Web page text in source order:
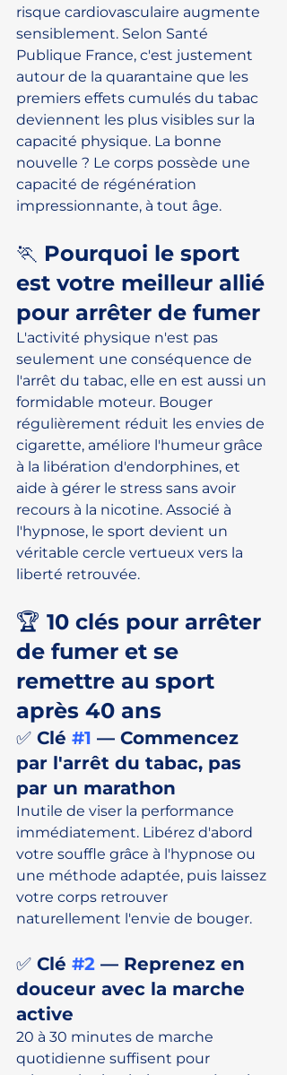
risque cardiovasculaire augmente
sensiblement. Selon Santé
Publique France, c'est justement
autour de la quarantaine que les
premiers effets cumulés du tabac
deviennent les plus visibles sur la
capacité physique. La bonne
nouvelle ? Le corps possède une
capacité de régénération
impressionnante, à tout âge.
🏃 Pourquoi le sport
est votre meilleur allié
pour arrêter de fumer
L'activité physique n'est pas
seulement une conséquence de
l'arrêt du tabac, elle en est aussi un
formidable moteur. Bouger
régulièrement réduit les envies de
cigarette, améliore l'humeur grâce
à la libération d'endorphines, et
aide à gérer le stress sans avoir
recours à la nicotine. Associé à
l'hypnose, le sport devient un
véritable cercle vertueux vers la
liberté retrouvée.
🏆 10 clés pour arrêter
de fumer et se
remettre au sport
après 40 ans
✅ Clé #1 — Commencez
par l'arrêt du tabac, pas
par un marathon
Inutile de viser la performance
immédiatement. Libérez d'abord
votre souffle grâce à l'hypnose ou
une méthode adaptée, puis laissez
votre corps retrouver
naturellement l'envie de bouger.
✅ Clé #2 — Reprenez en
douceur avec la marche
active
20 à 30 minutes de marche
quotidienne suffisent pour